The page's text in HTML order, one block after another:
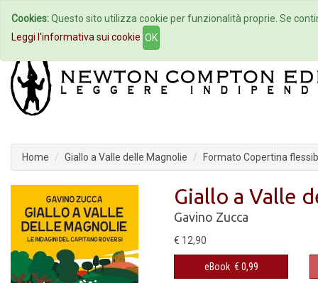
Home Autori Eventi
Home Giallo a Valle delle Magnolie Formato Copertina
Giallo a Valle
Gavino Zucca
€ 12,90
eBook € 0,99
Cookies:Questo sito utilizza cookie per funzionalità proprie. Se
Leggi l'informativa sui cookie OK